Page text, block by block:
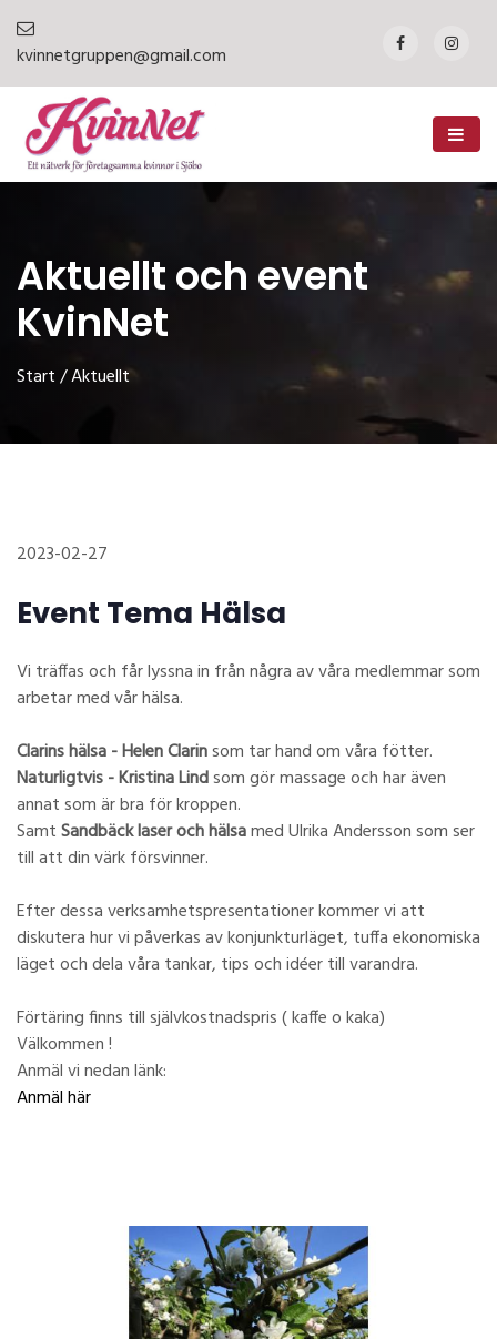
kvinnetgruppen@gmail.com
Aktuellt och event
KvinNet
Start/Aktuellt
2023-02-27
Event Tema Hälsa
Vi träffas och får lyssna in från några av våra medlemmar som
arbetar med vår hälsa.
Clarins hälsa - Helen Clarinsom tar hand om våra fötter.
Naturligtvis - Kristina Lindsom gör massage och har även
annat som är bra för kroppen.
SamtSandbäck laser och hälsamed Ulrika Andersson som ser
till att din värk försvinner.
Efter dessa verksamhetspresentationer kommer vi att
diskutera hur vi påverkas av konjunkturläget, tuffa ekonomiska
läget och dela våra tankar, tips och idéer till varandra.
Förtäring finns till självkostnadspris ( kaffe o kaka)
Välkommen !
Anmäl vi nedan länk:
Anmäl här